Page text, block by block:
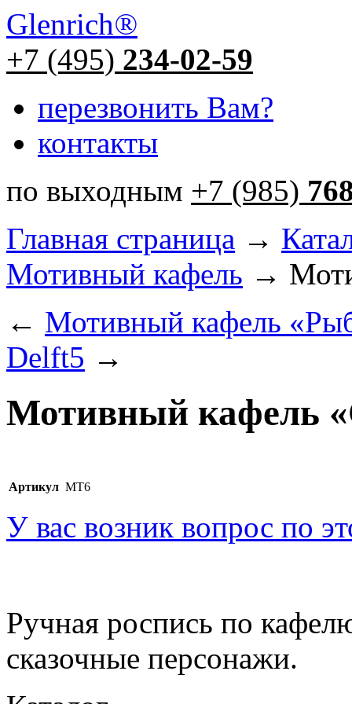
Glenrich®
+7 (495) 234-02-59
перезвонить Вам?
контакты
по выходным +7 (985)
Главная страница →
Мотивный кафель →
← Мотивный кафель
Delft5 →
Мотивный кафель
Артикул МТ6
У вас возник вопрос по
Ручная роспись по
сказочные персонажи.